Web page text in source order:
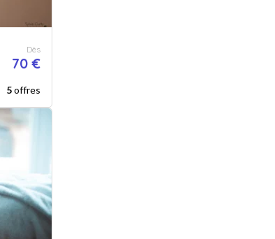
Dès
70 €
5offres